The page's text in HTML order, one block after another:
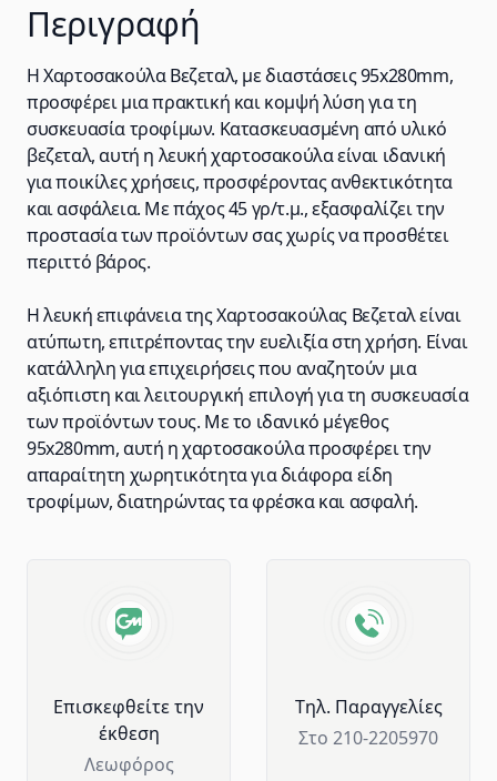
Περιγραφή
Η Χαρτοσακούλα Βεζεταλ, με διαστάσεις 95x280mm,
προσφέρει μια πρακτική και κομψή λύση για τη
συσκευασία τροφίμων. Κατασκευασμένη από υλικό
βεζεταλ, αυτή η λευκή χαρτοσακούλα είναι ιδανική
για ποικίλες χρήσεις, προσφέροντας ανθεκτικότητα
και ασφάλεια. Με πάχος 45 γρ/τ.μ., εξασφαλίζει την
προστασία των προϊόντων σας χωρίς να προσθέτει
περιττό βάρος.
Η λευκή επιφάνεια της Χαρτοσακούλας Βεζεταλ είναι
ατύπωτη, επιτρέποντας την ευελιξία στη χρήση. Είναι
κατάλληλη για επιχειρήσεις που αναζητούν μια
αξιόπιστη και λειτουργική επιλογή για τη συσκευασία
των προϊόντων τους. Με το ιδανικό μέγεθος
95x280mm, αυτή η χαρτοσακούλα προσφέρει την
απαραίτητη χωρητικότητα για διάφορα είδη
τροφίμων, διατηρώντας τα φρέσκα και ασφαλή.
Επισκεφθείτε την
έκθεση
Λεωφόρος
Tηλ. Παραγγελίες
Στο 210-2205970